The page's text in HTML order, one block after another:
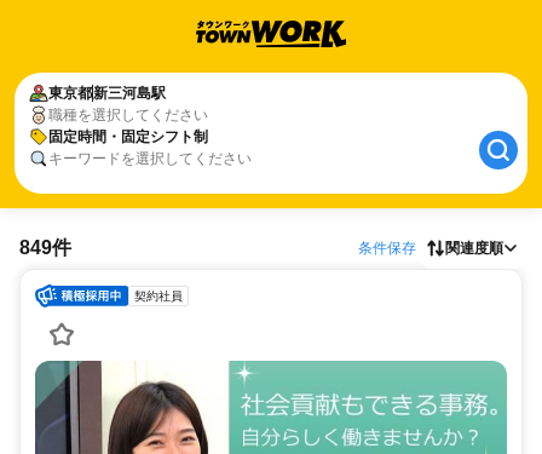
東京都新三河島駅
職種を選択してください
固定時間・固定シフト制
キーワードを選択してください
849件 条件保存 関連度順
契約社員